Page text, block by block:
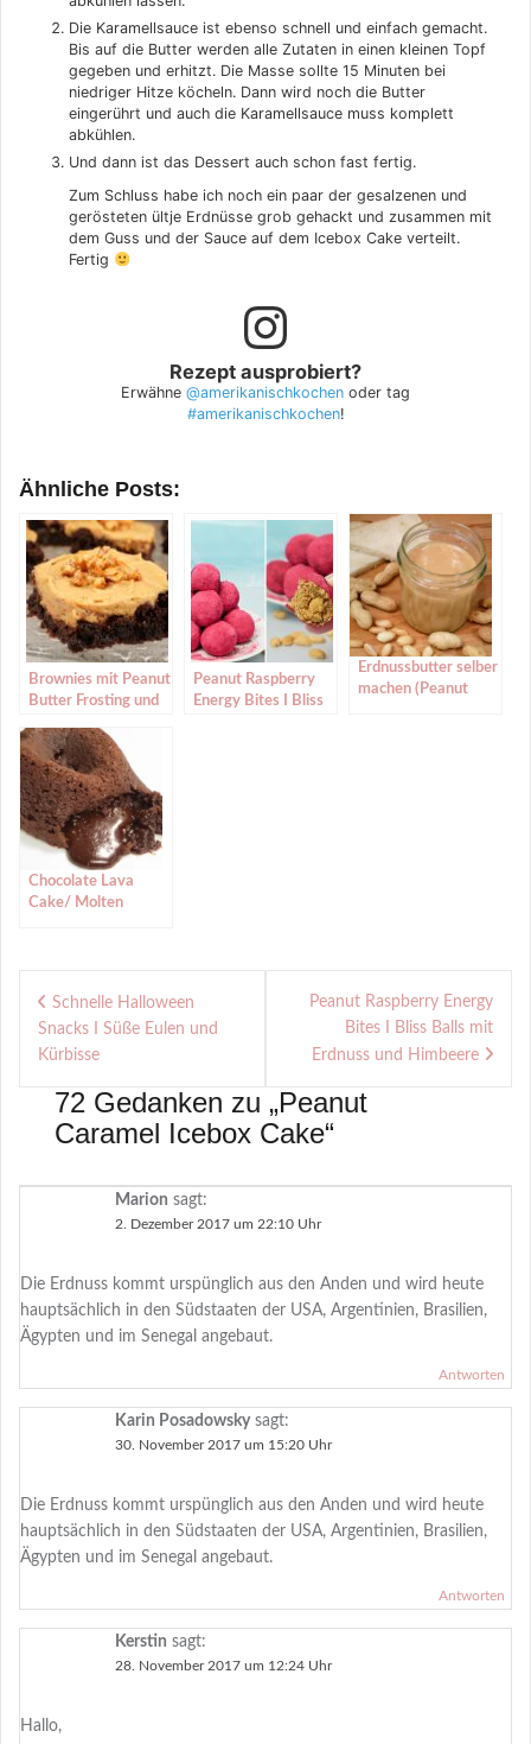
Die Karamellsauce ist ebenso schnell und einfach gemacht.
Bis auf die Butter werden alle Zutaten in einen kleinen Topf
gegeben und erhitzt. Die Masse sollte 15 Minuten bei
niedriger Hitze köcheln. Dann wird noch die Butter
eingerührt und auch die Karamellsauce muss komplett
abkühlen.
Und dann ist das Dessert auch schon fast fertig.
Zum Schluss habe ich noch ein paar der gesalzenen und
gerösteten ültje Erdnüsse grob gehackt und zusammen mit
dem Guss und der Sauce auf dem Icebox Cake verteilt.
Fertig
Rezept ausprobiert?
Erwähne @amerikanischkochen oder tag
#amerikanischkochen!
Ähnliche Posts:
Brownies mit Peanut
Butter Frosting und
Peanut Raspberry
Energy Bites I Bliss
Erdnussbutter selber
machen (Peanut
Chocolate Lava
Cake/ Molten
Schnelle Halloween
Snacks I Süße Eulen und
Kürbisse
Peanut Raspberry Energy
Bites I Bliss Balls mit
Erdnuss und Himbeere
72 Gedanken zu „Peanut
Caramel Icebox Cake“
Marion sagt:
2. Dezember 2017 um 22:10 Uhr
Die Erdnuss kommt urspünglich aus den Anden und wird heute
hauptsächlich in den Südstaaten der USA, Argentinien, Brasilien,
Ägypten und im Senegal angebaut.
Antworten
Karin Posadowsky sagt:
30. November 2017 um 15:20 Uhr
Die Erdnuss kommt urspünglich aus den Anden und wird heute
hauptsächlich in den Südstaaten der USA, Argentinien, Brasilien,
Ägypten und im Senegal angebaut.
Antworten
Kerstin sagt:
28. November 2017 um 12:24 Uhr
Hallo,